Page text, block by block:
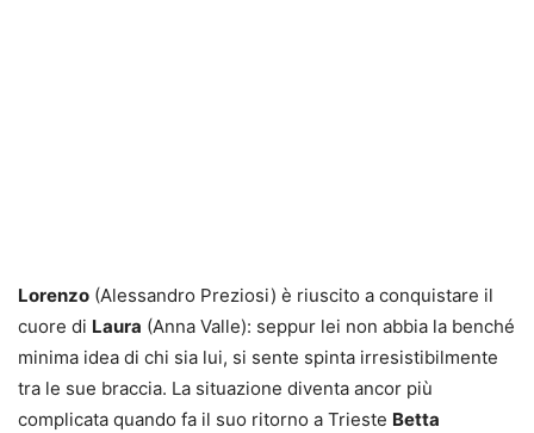
Lorenzo (Alessandro Preziosi) è riuscito a conquistare il
cuore di Laura (Anna Valle): seppur lei non abbia la benché
minima idea di chi sia lui, si sente spinta irresistibilmente
tra le sue braccia. La situazione diventa ancor più
complicata quando fa il suo ritorno a Trieste Betta